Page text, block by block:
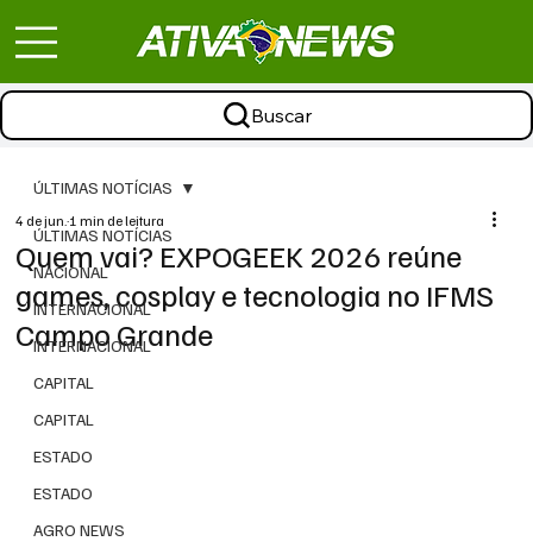
Buscar
ÚLTIMAS NOTÍCIAS
NACIONAL
INTERNACIONAL
INTERNACIONAL
CAPITAL
CAPITAL
ESTADO
ESTADO
AGRO NEWS
ÚLTIMAS NOTÍCIAS
Quem vai? EXPOGEEK 2026 reúne
games, cosplay e tecnologia no IFMS
Campo Grande
4 de jun.1 min de leitura